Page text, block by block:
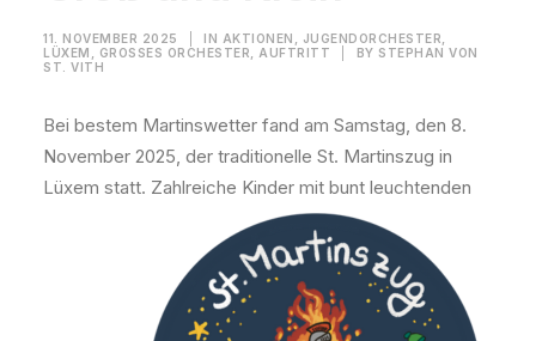
11. NOVEMBER 2025 IN AKTIONEN JUGENDORCHESTER
LÜXEM
GROSSES ORCHESTER AUFTRITT BY STEPHAN VON
ST. VITH
Bei bestem Martinswetter fand am Samstag, den 8.
November 2025, der traditionelle St. Martinszug in
Lüxem statt. Zahlreiche Kinder mit bunt leuchtenden